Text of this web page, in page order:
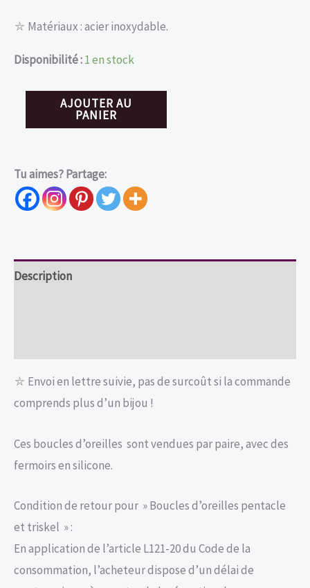
⛥ Matériaux : acier inoxydable.
Disponibilité :1 en stock
d'oreilles
pentacle
et
AJOUTER AU
PANIER
Tu aimes? Partage:
Description
⛥ Envoi en lettre suivie, pas de surcoût si la commande
comprends plus d’un bijou !
Ces boucles d’oreilles sont vendues par paire, avec des
fermoirs en silicone.
Condition de retour pour » Boucles d’oreilles pentacle
et triskel » :
En application de l’article L121-20 du Code de la
consommation, l’acheteur dispose d’un délai de